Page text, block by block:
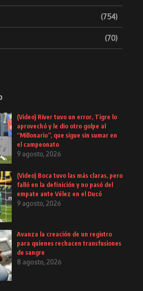
(754)
(70)
(Video) River tuvo un error, Tigre lo
aprovechó y le dio otro golpe al
“Millonario”, que sigue sin sumar en
el campeonato
9 agosto, 2026
(Video) Boca tuvo las más claras, pero
falló en la definición y no pasó del
empate ante Vélez en el Ducó
9 agosto, 2026
Avanza la creación de un registro
para quienes rechacen transfusiones
de sangre
8 agosto, 2026